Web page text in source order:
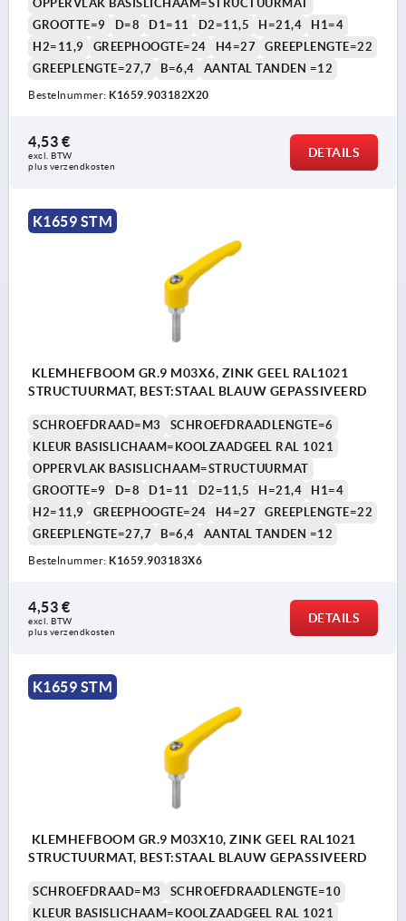
OPPERVLAK BASISLICHAAM=STRUCTUURMAT
GROOTTE=9
D=8 D1=11 D2=11,5 H=21,4
H1=4
H2=11,9
GREEPHOOGTE=24 H4=27
GREEPLENGTE=22
GREEPLENGTE=27,7
B=6,4 AANTAL TANDEN =12
Bestelnummer: K1659.903182X20
4,53 €
excl. BTW
plus verzendkosten
DETAILS
K1659 STM
KLEMHEFBOOM GR.9 M03X6, ZINK GEEL RAL1021
STRUCTUURMAT, BEST:STAAL BLAUW GEPASSIVEERD
SCHROEFDRAAD=M3
SCHROEFDRAADLENGTE=6
KLEUR BASISLICHAAM=KOOLZAADGEEL RAL 1021
OPPERVLAK BASISLICHAAM=STRUCTUURMAT
GROOTTE=9
D=8 D1=11 D2=11,5 H=21,4
H1=4
H2=11,9
GREEPHOOGTE=24 H4=27
GREEPLENGTE=22
GREEPLENGTE=27,7
B=6,4 AANTAL TANDEN =12
Bestelnummer: K1659.903183X6
4,53 €
excl. BTW
plus verzendkosten
DETAILS
K1659 STM
KLEMHEFBOOM GR.9 M03X10, ZINK GEEL RAL1021
STRUCTUURMAT, BEST:STAAL BLAUW GEPASSIVEERD
SCHROEFDRAAD=M3
SCHROEFDRAADLENGTE=10
KLEUR BASISLICHAAM=KOOLZAADGEEL RAL 1021